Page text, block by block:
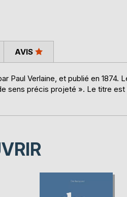
Paul Verlaine, et publié en 1874.
sens précis projeté ». Le titre est
AVIS